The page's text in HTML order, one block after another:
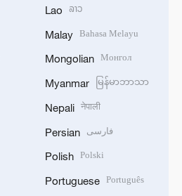
Lao ລາວ
Malay Bahasa Melayu
Mongolian Монгол
Myanmar မြန်မာဘာသာ
Nepali नेपाली
Persian فارسی
Polish Polski
Portuguese Português